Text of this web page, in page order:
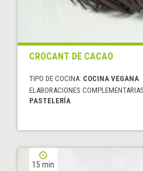
CROCANT DE CACAO
TIPO DE COCINA: COCINA VEGANA
ELABORACIONES
PASTELERÍA
15 min